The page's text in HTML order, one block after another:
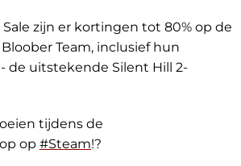
zijn er kortingen tot 80% op de
Team, inclusief hun
de uitstekende Silent Hill 2-
tijdens de
op #Steam!?